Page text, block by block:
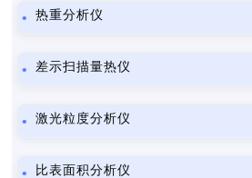
热重分析仪
差示扫描量热仪
激光粒度分析仪
比表面积分析仪